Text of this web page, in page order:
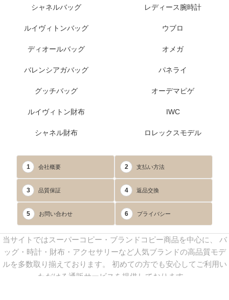
シャネルバッグ
ルイヴィトンバッグ
ディオールバッグ
バレンシアガバッグ
グッチバッグ
ルイヴィトン財布
シャネル財布
レディース腕時計
ウブロ
オメガ
パネライ
オーデマピゲ
IWC
ロレックスモデル
1 会社概要 2 支払い方法
3 品質保証 4 返品交換
5 お問い合わせ 6 プライバシー
当サイトではスーパーコピー・ブランドコピー商品を中心に、 バ
ッグ・時計・財布・アクセサリーなど人気ブランドの高品質モデ
ルを多数取り揃えております。 初めての方でも安心してご利用い
ただける通販サービスを提供しております。